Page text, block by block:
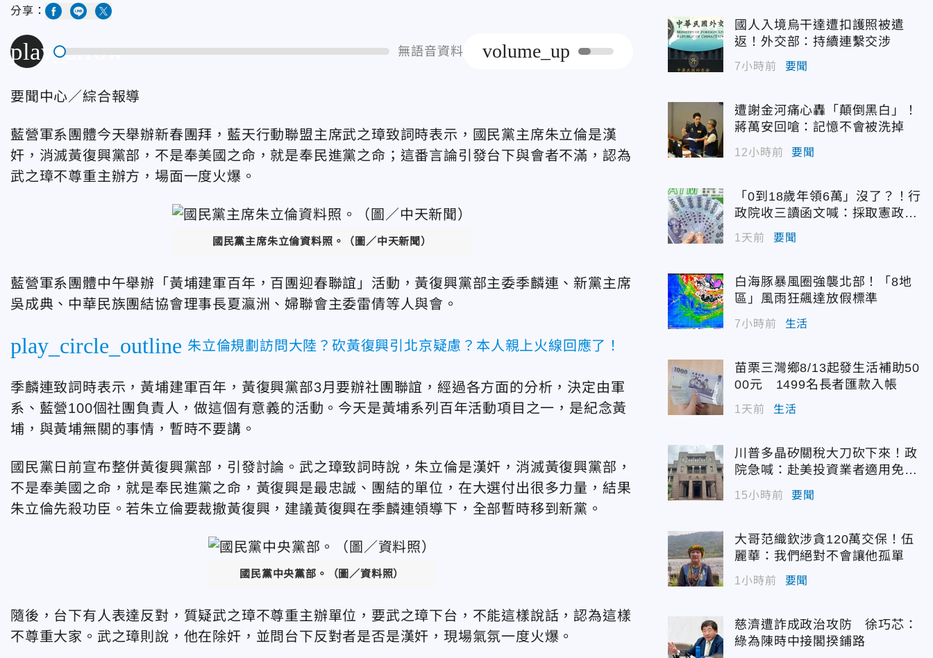
分享：
play_arrow 無語音資料 volume_up
要聞中心／綜合報導
藍營軍系團體今天舉辦新春團拜，藍天行動聯盟主席武之璋致詞時表示，國民黨主席朱立倫是漢
奸，消滅黃復興黨部，不是奉美國之命，就是奉民進黨之命；這番言論引發台下與會者不滿，認為
武之璋不尊重主辦方，場面一度火爆。
國民黨主席朱立倫資料照。（圖／中天新聞）
藍營軍系團體中午舉辦「黃埔建軍百年，百團迎春聯誼」活動，黃復興黨部主委季麟連、新黨主席
吳成典、中華民族團結協會理事長夏瀛洲、婦聯會主委雷倩等人與會。
play_circle_outline 朱立倫規劃訪問大陸？砍黃復興引北京疑慮？本人親上火線回應了！
季麟連致詞時表示，黃埔建軍百年，黃復興黨部3月要辦社團聯誼，經過各方面的分析，決定由軍
系、藍營100個社團負責人，做這個有意義的活動。今天是黃埔系列百年活動項目之一，是紀念黃
埔，與黃埔無關的事情，暫時不要講。
國民黨日前宣布整併黃復興黨部，引發討論。武之璋致詞時說，朱立倫是漢奸，消滅黃復興黨部，
不是奉美國之命，就是奉民進黨之命，黃復興是最忠誠、團結的單位，在大選付出很多力量，結果
朱立倫先殺功臣。若朱立倫要裁撤黃復興，建議黃復興在季麟連領導下，全部暫時移到新黨。
國民黨中央黨部。（圖／資料照）
隨後，台下有人表達反對，質疑武之璋不尊重主辦單位，要武之璋下台，不能這樣說話，認為這樣
不尊重大家。武之璋則說，他在除奸，並問台下反對者是否是漢奸，現場氣氛一度火爆。
國人入境烏干達遭扣護照被遣
返！外交部：持續連繫交涉
7小時前 要聞
遭謝金河痛心轟「顛倒黑白」！
蔣萬安回嗆：記憶不會被洗掉
12小時前 要聞
「0到18歲年領6萬」沒了？！行
政院收三讀函文喊：採取憲政作
1天前 要聞
白海豚暴風圈強襲北部！「8地
區」風雨狂飆達放假標準
7小時前 生活
苗栗三灣鄉8/13起發生活補助50
00元 1499名長者匯款入帳
1天前 生活
川普多晶矽關稅大刀砍下來！政
院急喊：赴美投資業者適用免稅
配額
15小時前 要聞
大哥范織欽涉貪120萬交保！伍
麗華：我們絕對不會讓他孤單
1小時前 要聞
慈濟遭詐成政治攻防 徐巧芯：
綠為陳時中接閣揆鋪路